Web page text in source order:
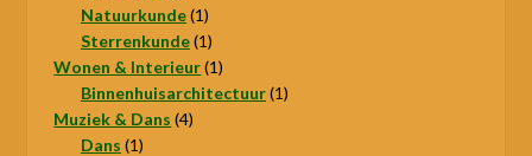
product
Natuurkunde 11
product
Sterrenkunde 11
product
Wonen & Interieur 11
product
Binnenhuisarchitectuur 11
Muziek & Dans 44
Dans 11